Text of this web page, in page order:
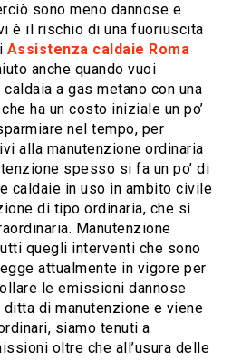
sono meno dannose e
è il rischio di una fuoriuscita
Assistenza caldaie Roma
anche quando vuoi
a gas metano con una
ha un costo iniziale un po’
nel tempo, per
alla manutenzione ordinaria
spesso si fa un po’ di
caldaie in uso in ambito civile
di tipo ordinaria, che si
Manutenzione
quegli interventi che sono
attualmente in vigore per
le emissioni dannose
ditta di manutenzione e viene
siamo tenuti a
oltre che all’usura delle